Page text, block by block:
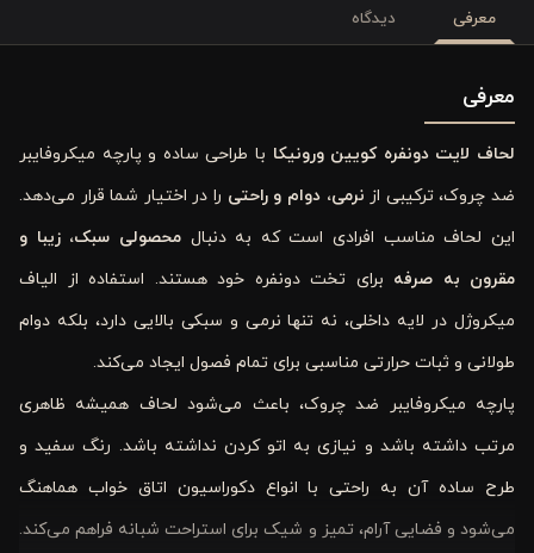
معرفی دیدگاه
معرفی
لحاف لایت دونفره کویین ورونیکا با طراحی ساده و پارچه میکروفایبر
ضد چروک، ترکیبی از نرمی، دوام و راحتی را در اختیار شما قرار می‌دهد.
این لحاف مناسب افرادی است که به دنبالمحصولی سبک، زیبا و
مقرون به صرفه برای تخت دونفره خود هستند. استفاده از الیاف
میکروژل در لایه داخلی، نه تنها نرمی و سبکی بالایی دارد، بلکه دوام
طولانی و ثبات حرارتی مناسبی برای تمام فصول ایجاد می‌کند.
پارچه میکروفایبر ضد چروک، باعث می‌شود لحاف همیشه ظاهری
مرتب داشته باشد و نیازی به اتو کردن نداشته باشد. رنگ سفید و
طرح ساده آن به راحتی با انواع دکوراسیون اتاق خواب هماهنگ
می‌شود و فضایی آرام، تمیز و شیک برای استراحت شبانه فراهم می‌کند.